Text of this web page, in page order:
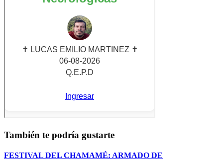
También te podría gustarte
FESTIVAL DEL CHAMAMÉ: ARMADO DE